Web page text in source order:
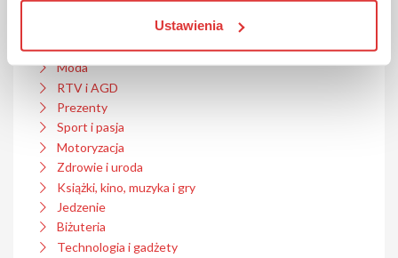
Ustawienia
Moda
RTV i AGD
Prezenty
Sport i pasja
Motoryzacja
Zdrowie i uroda
Książki, kino, muzyka i gry
Jedzenie
Biżuteria
Technologia i gadżety